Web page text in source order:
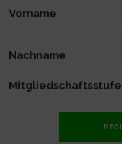
Vorname
Nachname
Mitgliedschaftsstufe